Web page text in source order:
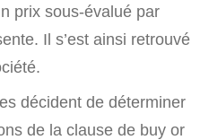
prix sous-évalué par
Il s’est ainsi retrouvé
décident de déterminer
de la clause de buy or